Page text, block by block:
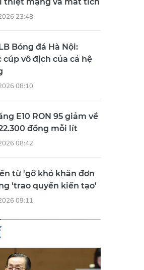
Bóng đá Hà Nội:
cúp vô địch của cả hệ
E10 RON 95 giảm về
đồng mỗi lít
từ 'gỡ khó khăn đơn
'trao quyền kiến tạo'